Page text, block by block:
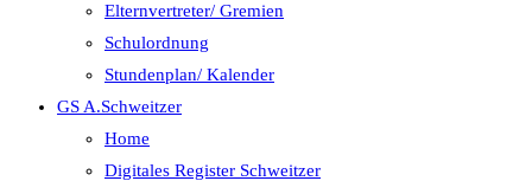
Elternvertreter/ Gremien
Schulordnung
Stundenplan/ Kalender
GS A.Schweitzer
Home
Digitales Register Schweitzer